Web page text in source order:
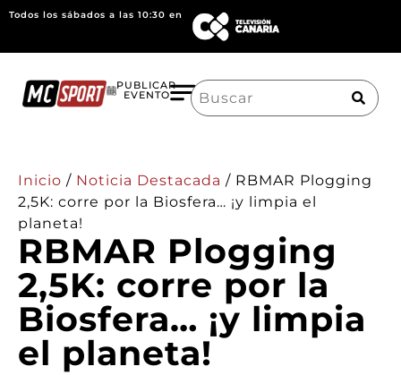
Todos los sábados a las 10:30 en
PUBLICAR
EVENTO
Search
for:
Inicio / Noticia Destacada / RBMAR Plogging
2,5K: corre por la Biosfera… ¡y limpia el
planeta!
RBMAR Plogging
2,5K: corre por la
Biosfera… ¡y limpia
el planeta!